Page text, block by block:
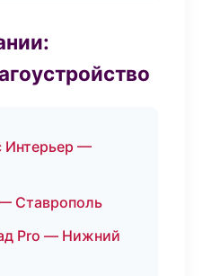
Интерьер —
Ставрополь
Pro — Нижний